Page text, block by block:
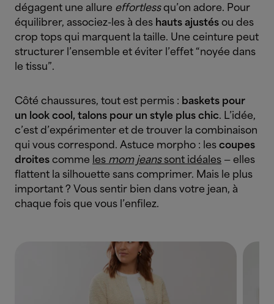
dégagent une allure effortlessqu’on adore. Pour
équilibrer, associez-les à des hauts ajustés ou des
crop tops qui marquent la taille. Une ceinture peut
structurer l’ensemble et éviter l’effet “noyée dans
le tissu”.
Côté chaussures, tout est permis : baskets pour
un look cool, talons pour un style plus chic. L’idée,
c’est d’expérimenter et de trouver la combinaison
qui vous correspond. Astuce morpho : les coupes
droites comme les mom jeanssont idéales — elles
flattent la silhouette sans comprimer. Mais le plus
important ? Vous sentir bien dans votre jean, à
chaque fois que vous l’enfilez.